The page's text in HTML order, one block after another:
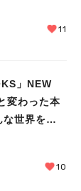
11
」NEW
変わった本
な世界をあ
10